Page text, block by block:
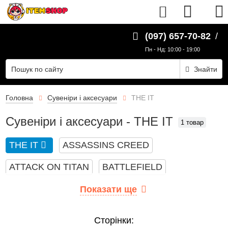
(097) 657-70-82
Пн - Нд: 10:00 - 19:00
/
Знайти
UK
Головна Сувеніри і аксесуари THE IT
Сувеніри і аксесуари - THE IT 1 товар
THE IT ASSASSINS CREED
ATTACK ON TITAN BATTLEFIELD
BIOWORLD BLACK PINK
Показати ще
Сторінки: